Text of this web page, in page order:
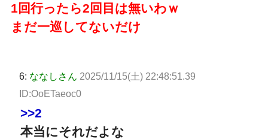
1回行ったら2回目は無いわｗ
まだ一巡してないだけ
6: ななしさん 2025/11/15(土) 22:48:51.39
ID:OoETaeoc0
>>2
本当にそれだよな